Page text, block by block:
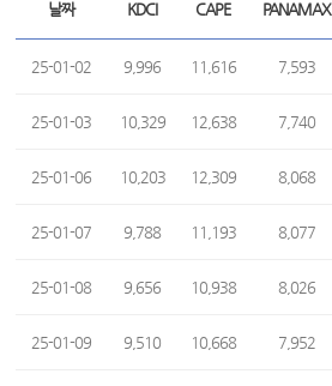
날짜 KDCI CAPE PANAMAX
25-01-02 9,996 11,616 7,593
25-01-03 10,329 12,638 7,740
25-01-06 10,203 12,309 8,068
25-01-07 9,788 11,193 8,077
25-01-08 9,656 10,938 8,026
25-01-09 9,510 10,668 7,952